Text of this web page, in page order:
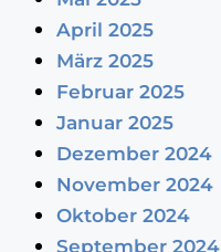
April 2025
März 2025
Februar 2025
Januar 2025
Dezember 2024
November 2024
Oktober 2024
September 2024